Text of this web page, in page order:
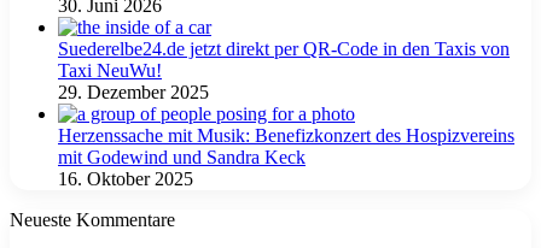
30. Juni 2026
Suederelbe24.de jetzt direkt per QR-Code in den Taxis von
Taxi NeuWu!
29. Dezember 2025
Herzenssache mit Musik: Benefizkonzert des Hospizvereins
mit Godewind und Sandra Keck
16. Oktober 2025
Neueste Kommentare